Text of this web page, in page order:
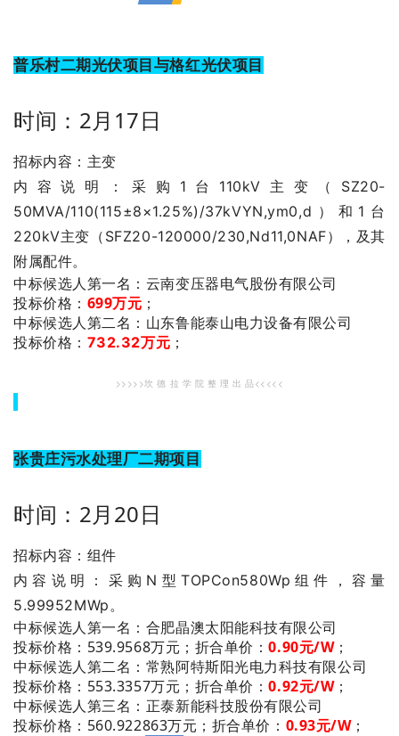
普乐村二期光伏项目与格红光伏项目
时间：2月17日
招标内容：主变
内容说明：采购1台110kV主变（SZ20-
50MVA/110(115±8×1.25%)/37kVYN,ym0,d）和1台
220kV主变（SFZ20-120000/230,Nd11,0NAF），及其
附属配件。
中标候选人第一名 ：云南变压器电气股份有限公司
投标价格： 699万元 ；
中标候选人第二名 ：山东鲁能泰山电力设备有限公司
投标价格： 732.32万元 ；
>>>>>坎 德 拉 学 院 整 理 出 品<<<<<
张贵庄污水处理厂二期项目
时间：2月20日
招标内容：组件
内容说明：采购N型TOPCon580Wp组件，容量
5.99952MWp。
中标候选人第一名 ：合肥晶澳太阳能科技有限公司
投标价格：539.9568万元； 折合单价：0.90元/W；
中标候选人第二名 ：常熟阿特斯阳光电力科技有限公司
投标价格：553.3357万元； 折合单价：0.92元/W；
中标候选人第三名 ：正泰新能科技股份有限公司
投标价格：560.922863万元； 折合单价： 0.93元/W；